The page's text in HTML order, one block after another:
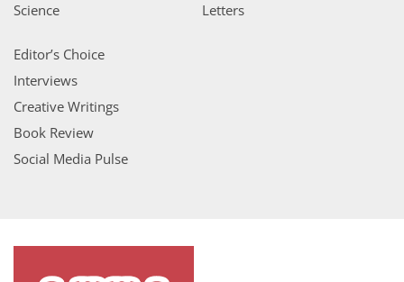
Science
Letters
Editor’s Choice
Interviews
Creative Writings
Book Review
Social Media Pulse